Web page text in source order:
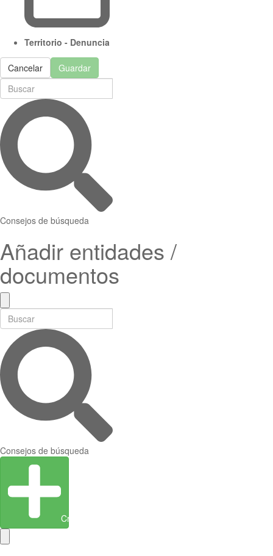
Territorio - Denuncia
Cancelar Guardar
Consejos de búsqueda
Añadir entidades /
documentos
Consejos de búsqueda
Crear entidad